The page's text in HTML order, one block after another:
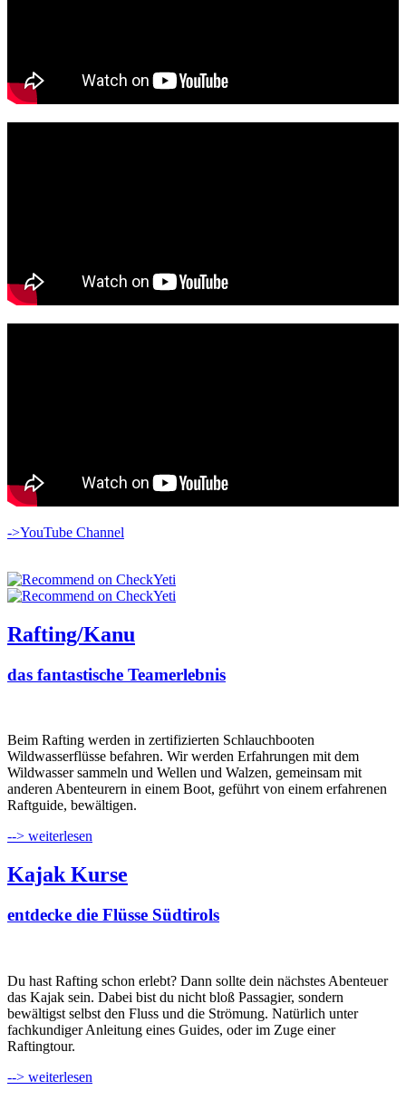
->YouTube Channel
Rafting/Kanu
das fantastische Teamerlebnis
Beim Rafting werden in zertifizierten Schlauchbooten
Wildwasserflüsse befahren. Wir werden Erfahrungen mit dem
Wildwasser sammeln und Wellen und Walzen, gemeinsam mit
anderen Abenteurern in einem Boot, geführt von einem erfahrenen
Raftguide, bewältigen.
--> weiterlesen
Kajak Kurse
entdecke die Flüsse Südtirols
Du hast Rafting schon erlebt? Dann sollte dein nächstes Abenteuer
das Kajak sein. Dabei bist du nicht bloß Passagier, sondern
bewältigst selbst den Fluss und die Strömung. Natürlich unter
fachkundiger Anleitung eines Guides, oder im Zuge einer
Raftingtour.
--> weiterlesen